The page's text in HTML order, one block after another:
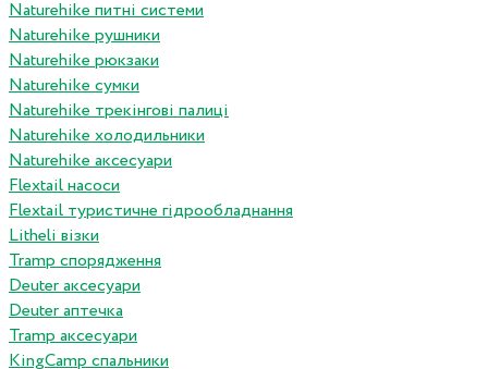
Naturehike питні системи
Naturehike рушники
Naturehike рюкзаки
Naturehike сумки
Naturehike трекінгові палиці
Naturehike холодильники
Naturehike аксесуари
Flextail насоси
Flextail туристичне гідрообладнання
Litheli візки
Tramp спорядження
Deuter аксесуари
Deuter аптечка
Tramp аксесуари
KingCamp спальники